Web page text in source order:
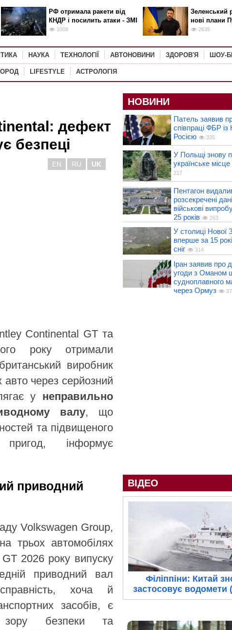
РФ отримала ракети від
КНДР і посилить атаки - ЗМІ
1008
Зеленський
нові плани
2635
НАУКА ТЕХНОЛОГІЇ АВТОНОВИНИ ЗДОРОВ'Я ШОУ-
LIFESTYLE АСТРОЛОГІЯ
дефект
безпеці
EN RU UK
Continental GT та
року отримали
виробник
авто через серйозний
у неправильно
валу, що
та підвищеного
пригод, інформує
приводний
Volkswagen Group,
трьох автомобілях
2026 року випуску
приводний вал
хоча й
засобів, є
безпеки та
НОВИНИ
Патель заявив
співпраці ФБР із
Росією
335
У Польщі знову
українське місце
217
Пентагон
розсекречені
військові
25 років
263
У столиці Нової
вперше за 15
сніг
314
Іран заявив про
угоди з Оманом
судноплавного
через Ормуз
ВІДЕО
Філіппіни: Китай
застосовує водомети